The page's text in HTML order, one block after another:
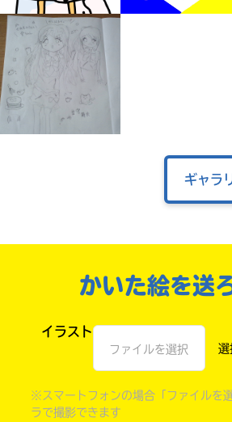
ギャラ
かいた絵を送
イラスト
ファイルを選択
※スマートフォンの場合「ファイルを
ラで撮影できます